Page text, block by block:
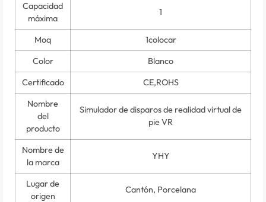
Capacidad
máxima
1
Moq
1colocar
Color
Blanco
Certificado
CE,ROHS
Nombre
del
producto
Simulador de disparos de realidad virtual de
pie VR
Nombre de
la marca
YHY
Lugar de
origen
Cantón, Porcelana